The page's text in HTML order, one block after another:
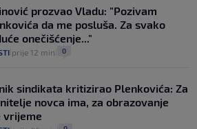
naših priča budu oni koji pomažu,
oni koji su pobijedili nekoga"
30. srp. 2
prozvao Vladu: "Pozivam
da me posluša. Za svako
onečišćenje..."
prije 12 min 0
sindikata kritizirao Plenkovića: Za
novca ima, za obrazovanje
vrijeme